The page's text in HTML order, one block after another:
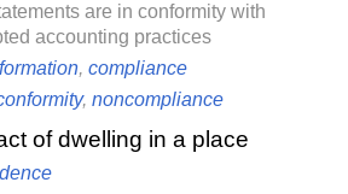
are in conformity with
accounting practices
, compliance
, noncompliance
of dwelling in a place